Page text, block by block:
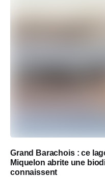
Grand Barachois : ce
Miquelon abrite une
connaissent